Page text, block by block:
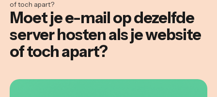
Hosting
Cloud VPS
Domeinnaam registreren
Microsoft 365
of toch apart?
Moet je e-mail op dezelfde
server hosten als je website
of toch apart?